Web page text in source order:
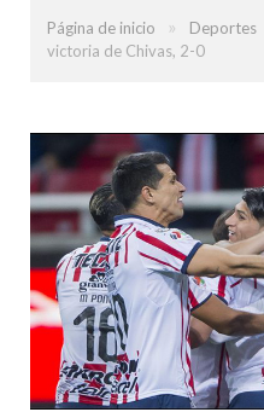
Página de inicio » Deportes
victoria de Chivas, 2-0